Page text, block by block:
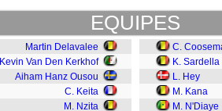
EQUIPES
Martin Delavalee
Kevin Van Den Kerkhof
Aiham Hanz Ousou
C. Keita
M. Nzita
C.
K. Sardella
L. Hey
M. Kana
M. N'Diaye